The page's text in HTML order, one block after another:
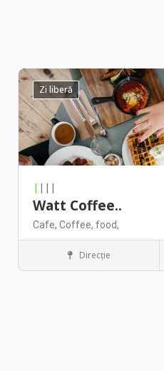
Zi liberă
| |||
Watt Coffee..
Cafe, Coffee, food,
RestaurantDirecţie